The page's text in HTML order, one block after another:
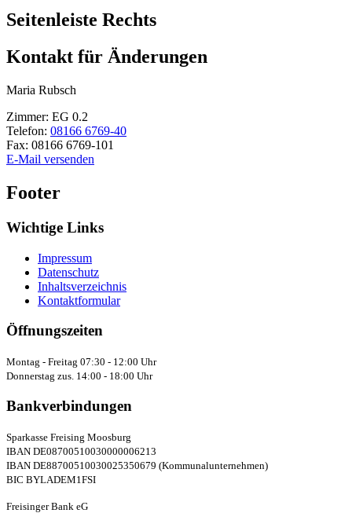
Seitenleiste Rechts
Kontakt für Änderungen
Maria Rubsch
Zimmer: EG 0.2
Telefon: 08166 6769-40
Fax: 08166 6769-101
E-Mail versenden
Footer
Wichtige Links
Impressum
Datenschutz
Inhaltsverzeichnis
Kontaktformular
Öffnungszeiten
Montag - Freitag 07:30 - 12:00 Uhr
Donnerstag zus. 14:00 - 18:00 Uhr
Bankverbindungen
Sparkasse Freising Moosburg
IBAN DE08700510030000006213
IBAN DE88700510030025350679 (Kommunalunternehmen)
BIC BYLADEM1FSI
Freisinger Bank eG